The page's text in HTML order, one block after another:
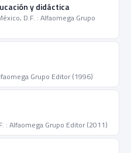
y didáctica
D.F. : Alfaomega Grupo
Grupo Editor (1996)
: Alfaomega Grupo Editor (2011)